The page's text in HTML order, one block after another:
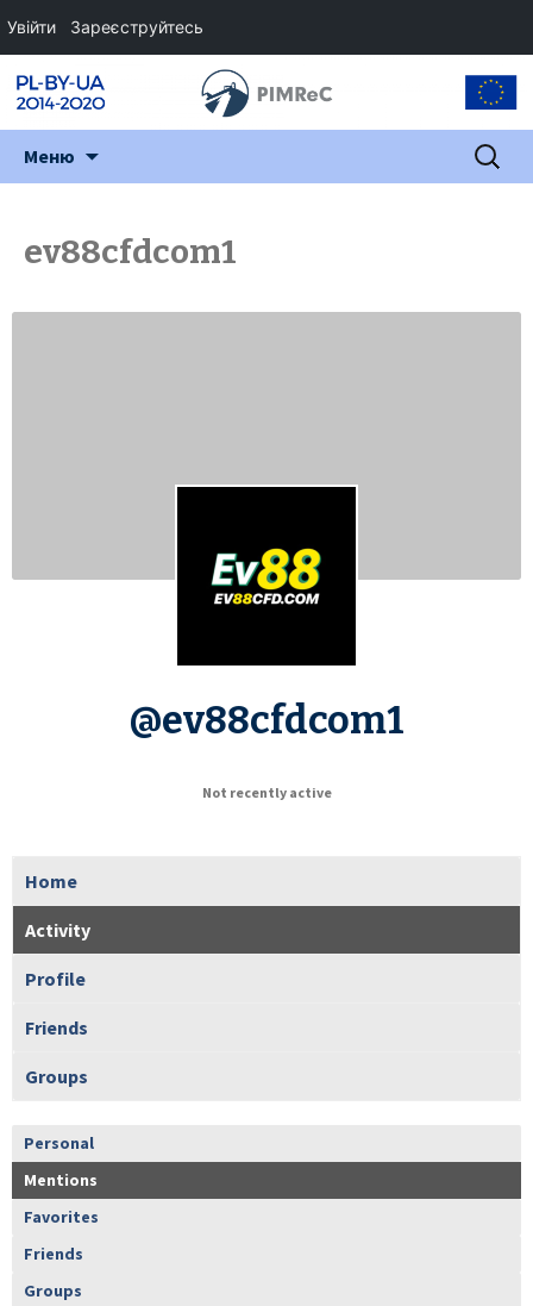
Меню Пошук:
ev88cfdcom1
@ev88cfdcom1
Not recently active
Home
Activity
Profile
Friends
Groups
Personal
Mentions
Favorites
Friends
Groups
Увійти Зареєструйтесь